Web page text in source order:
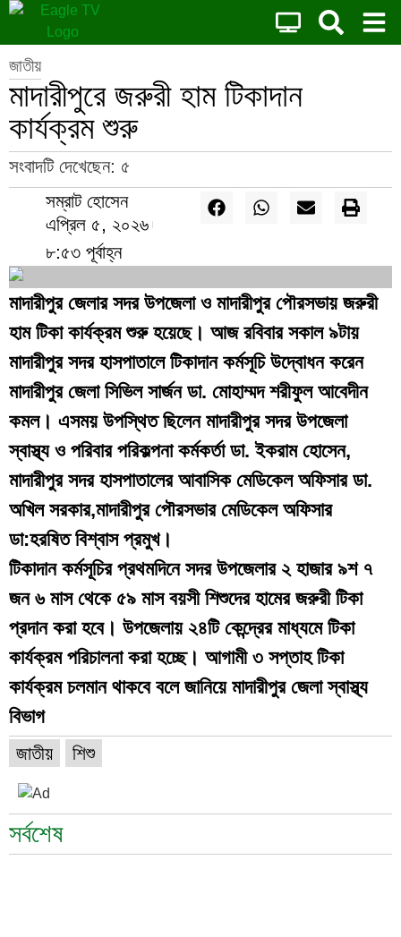
জাতীয়
মাদারীপুরে জরুরী হাম টিকাদান
কার্যক্রম শুরু
সংবাদটি দেখেছেন: ৫
সম্রাট হোসেন
এপ্রিল ৫, ২০২৬
৮:৫৩ পূর্বাহ্ন
মাদারীপুর জেলার সদর উপজেলা ও মাদারীপুর পৌরসভায় জরুরী
হাম টিকা কার্যক্রম শুরু হয়েছে। আজ রবিবার সকাল ৯টায়
মাদারীপুর সদর হাসপাতালে টিকাদান কর্মসূচি উদ্বোধন করেন
মাদারীপুর জেলা সিভিল সার্জন ডা. মোহাম্মদ শরীফুল আবেদীন
কমল। এসময় উপস্থিত ছিলেন মাদারীপুর সদর উপজেলা
স্বাস্থ্য ও পরিবার পরিকল্পনা কর্মকর্তা ডা. ইকরাম হোসেন,
মাদারীপুর সদর হাসপাতালের আবাসিক মেডিকেল অফিসার ডা.
অখিল সরকার,মাদারীপুর পৌরসভার মেডিকেল অফিসার
ডা:হরষিত বিশ্বাস প্রমুখ।
টিকাদান কর্মসূচির প্রথমদিনে সদর উপজেলার ২ হাজার ৯শ ৭
জন ৬ মাস থেকে ৫৯ মাস বয়সী শিশুদের হামের জরুরী টিকা
প্রদান করা হবে। উপজেলায় ২৪টি কেন্দ্রের মাধ্যমে টিকা
কার্যক্রম পরিচালনা করা হচ্ছে। আগামী ৩ সপ্তাহ টিকা
কার্যক্রম চলমান থাকবে বলে জানিয়ে মাদারীপুর জেলা স্বাস্থ্য
বিভাগ
জাতীয় শিশু
সর্বশেষ